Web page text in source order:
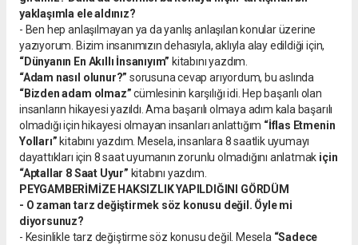
yaklaşımla ele aldınız?
- Ben hep anlaşılmayan ya da yanlış anlaşılan konular üzerine
yazıyorum. Bizim insanımızın dehasıyla, aklıyla alay edildiği için,
“Dünyanın En Akıllı İnsanıyım” kitabını yazdım.
“Adam nasıl olunur?” sorusuna cevap arıyordum, bu aslında
“Bizden adam olmaz”cümlesinin karşılığı idi. Hep başarılı olan
insanların hikayesi yazıldı. Ama başarılı olmaya adım kala başarılı
olmadığı için hikayesi olmayan insanları anlattığım “İflas Etmenin
Yolları” kitabını yazdım. Mesela, insanlara 8 saatlik uyumayı
dayattıkları için 8 saat uyumanın zorunlu olmadığını anlatmak için
“Aptallar 8 Saat Uyur” kitabını yazdım.
PEYGAMBERİMİZE HAKSIZLIK YAPILDIĞINI GÖRDÜM
- O zaman tarz değiştirmek söz konusu değil. Öyle mi
diyorsunuz?
- Kesinlikle tarz değiştirme söz konusu değil. Mesela “Sadece